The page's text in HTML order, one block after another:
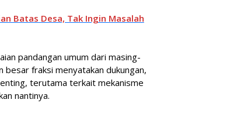
Batas Desa, Tak Ingin Masalah
pandangan umum dari masing-
besar fraksi menyatakan dukungan,
terutama terkait mekanisme
nantinya.